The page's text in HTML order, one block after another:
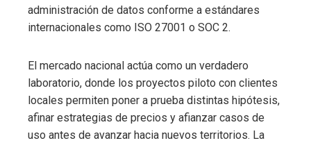
administración de datos conforme a estándares
internacionales como ISO 27001 o SOC 2.
El mercado nacional actúa como un verdadero
laboratorio, donde los proyectos piloto con clientes
locales permiten poner a prueba distintas hipótesis,
afinar estrategias de precios y afianzar casos de
uso antes de avanzar hacia nuevos territorios. La